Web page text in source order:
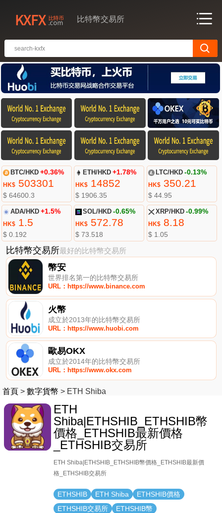
比特幣交易所
BTC/HKD +0.36%
HK$503301
$ 64600.3
ETH/HKD +1.78%
HK$ 14852
$ 1906.35
LTC/HKD -0.13%
HK$350.21
$ 44.95
ADA/HKD +1.5%
HK$1.5
$ 0.192
SOL/HKD -0.65%
HK$ 572.78
$ 73.518
XRP/HKD -0.99%
HK$8.18
$ 1.05
比特幣交易所最好的比特幣交易所
幣安
世界排名第一的比特幣交易所
URL：https://www.binance.com
火幣
成立於2013年的比特幣交易所
URL：https://www.huobi.com
歐易OKX
成立於2014年的比特幣交易所
URL：https://www.okx.com
首頁 > 數字貨幣 > ETH Shiba
ETH
Shiba|ETHSHIB_ETHSHIB幣
價格_ETHSHIB最新價格
_ETHSHIB交易所
ETH Shiba|ETHSHIB_ETHSHIB幣價格_ETHSHIB最新價
格_ETHSHIB交易所
ETHSHIB ETH Shiba
ETHSHIB價格
ETHSHIB交易所
ETHSHIB幣